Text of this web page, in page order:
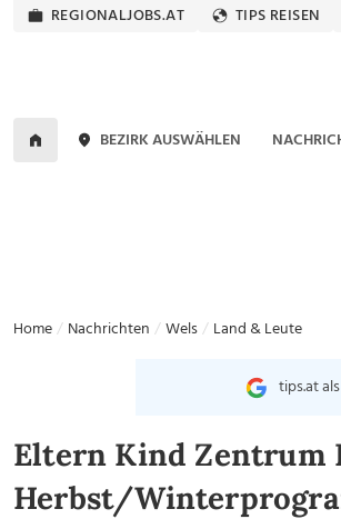
REGIONALJOBS.AT TIPS REISEN
BEZIRK AUSWÄHLEN
Home Nachrichten Wels Land & Leute
tips.at
Eltern Kind Zentrum
Herbst/